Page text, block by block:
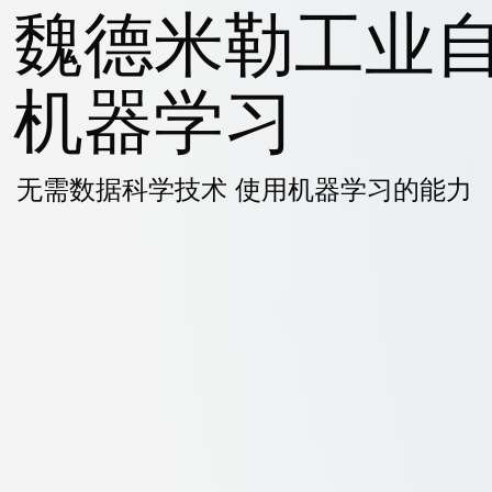
魏德米勒工业
机器学习
无需数据科学技术 使用机器学习的能力